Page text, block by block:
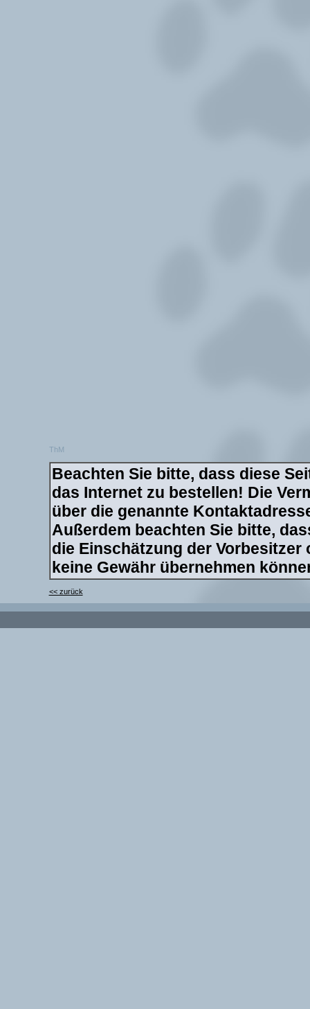
ThM
Beachten Sie bitte, dass diese
das Internet zu bestellen! Die
über die genannte
Außerdem beachten Sie bitte,
die Einschätzung der
keine Gewähr übernehmen
<< zurück